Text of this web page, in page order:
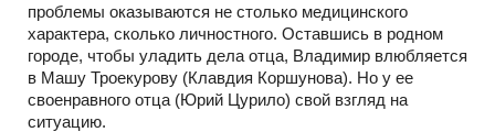
проблемы оказываются не столько медицинского
характера, сколько личностного. Оставшись в родном
городе, чтобы уладить дела отца, Владимир влюбляется
в Машу Троекурову (Клавдия Коршунова). Но у ее
своенравного отца (Юрий Цурило) свой взгляд на
ситуацию.